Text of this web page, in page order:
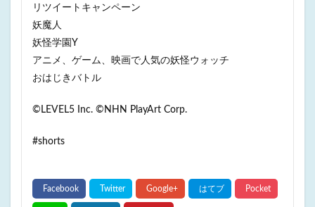
リツイートキャンペーン
妖魔人
妖怪学園Y
アニメ、ゲーム、映画で人気の妖怪ウォッチ
おはじきバトル
©LEVEL5 Inc. ©NHN PlayArt Corp.
#shorts